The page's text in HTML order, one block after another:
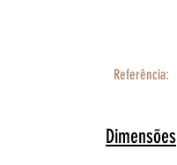
Referência:
Dimensões